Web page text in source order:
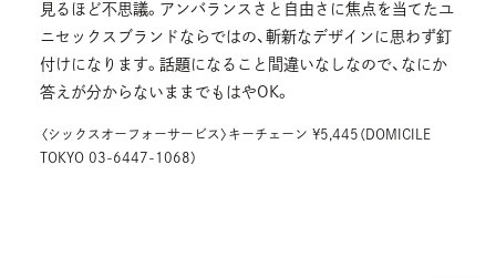
見るほど不思議。アンバランスさと自由さに焦点を当てたユ
ニセックスブランドならではの、斬新なデザインに思わず釘
付けになります。話題になること間違いなしなので、なにか
答えが分からないままでもはやOK。
〈シックスオーフォーサービス〉キーチェーン ¥5,445（DOMICILE
TOKYO 03-6447-1068）